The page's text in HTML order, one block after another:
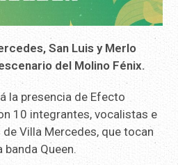
San Luis y Merlo
del Molino Fénix.
la presencia de Efecto
10 integrantes, vocalistas e
Villa Mercedes, que tocan
Queen.